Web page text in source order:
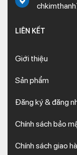
LIÊN KẾT
Giới thiệu
Sản phẩm
Đăng ký & đăng
Chính sách bảo
Chính sách giao